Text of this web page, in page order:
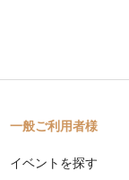
一般ご利用者様
イベントを探す